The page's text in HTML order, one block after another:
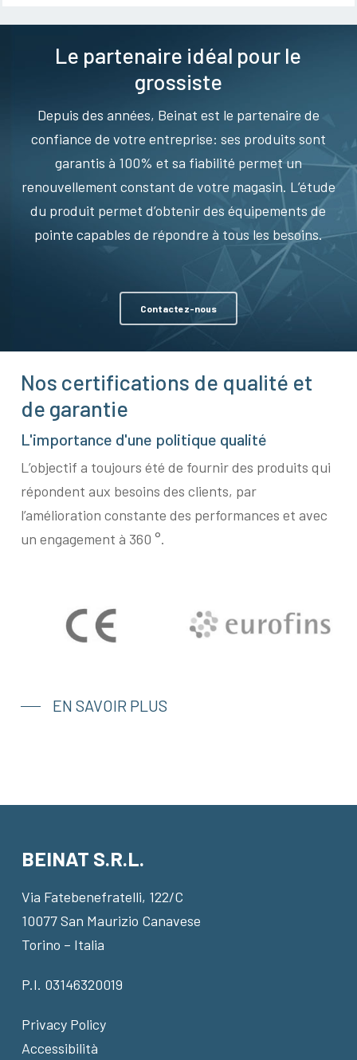
Le partenaire idéal pour le
grossiste
Depuis des années, Beinat est le partenaire de
confiance de votre entreprise: ses produits sont
garantis à 100% et sa fiabilité permet un
renouvellement constant de votre magasin. L’étude
du produit permet d’obtenir des équipements de
pointe capables de répondre à tous les besoins.
Contactez-nous
Nos certifications de qualité et
de garantie
L'importance d'une politique qualité
L’objectif a toujours été de fournir des produits qui
répondent aux besoins des clients, par
l’amélioration constante des performances et avec
un engagement à 360 °.
EN SAVOIR PLUS
BEINAT S.R.L.
Via Fatebenefratelli, 122/C
10077 San Maurizio Canavese
Torino – Italia
P.I. 03146320019
Privacy Policy
Accessibilità